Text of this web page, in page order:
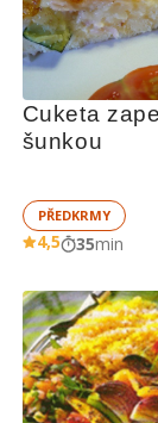
Cuketa
šunkou
PŘEDKRMY
4,5 35min